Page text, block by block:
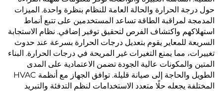
حول درجة الحرارة والحالة العامة للنظام بنظرة واحدة. الميزات
المدمجة لمراقبة الطاقة تساعد المستخدمين على تتبع أنماط
استهلاكهم واكتشاف الفرص لتحقيق توفير إضافي. نظام الاستجابة
السريعة للمعاير يقوم بتعديل درجات الحرارة بسرعة عند حدوث
تغييرات، مما يمنع التغيرات غير المريحة في درجات الحرارة. البناء
المتين والمكونات عالية الجودة تضمن الاعتمادية على المدى
الطويل والحاجة إلى صيانة قليلة. توافق الجهاز مع أنظمة HVAC
المختلفة يجعله حلًا متعدد الاستخدامات لنظم التدفئة والتبريد